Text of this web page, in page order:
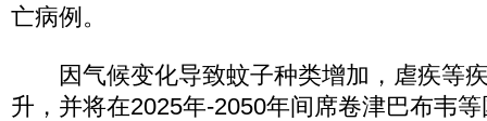
亡病例。
因气候变化导致蚊子种类增加，虐疾等
升，并将在2025年-2050年间席卷津巴布韦